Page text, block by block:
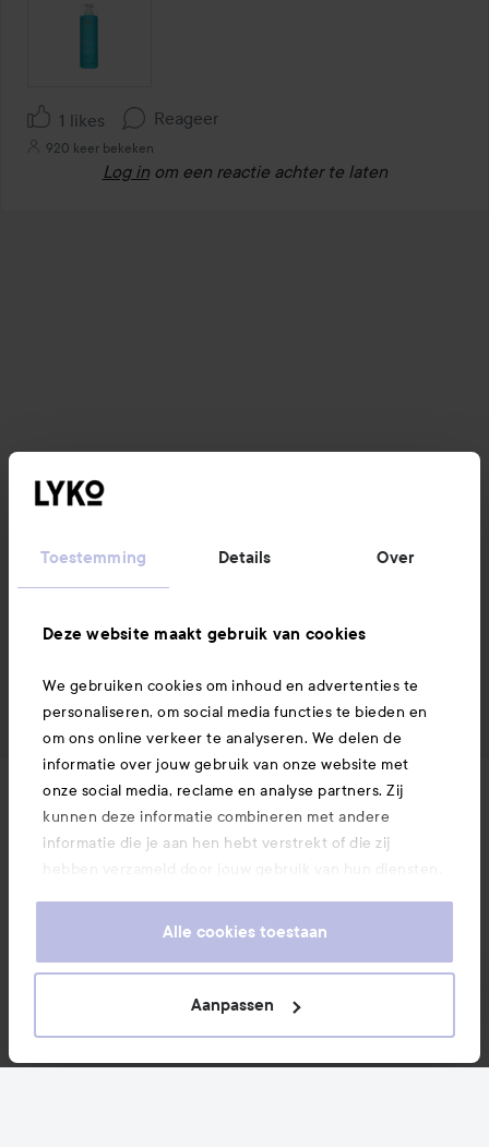
Toestemming Details Over
Deze website maakt gebruik van cookies
We gebruiken cookies om inhoud en advertenties te
personaliseren, om social media functies te bieden en
om ons online verkeer te analyseren. We delen de
informatie over jouw gebruik van onze website met
onze social media, reclame en analyse partners. Zij
kunnen deze informatie combineren met andere
informatie die je aan hen hebt verstrekt of die zij
hebben verzameld door jouw gebruik van hun diensten.
website te blijven gebruiken. Voor meer informatie over
je graag door naar ons cookiebeleid.
Alle cookies toestaan
Aanpassen
1 likes Reageer
920 keer bekeken
Log in om een reactie achter te laten
Nieuws en aanbiedingen